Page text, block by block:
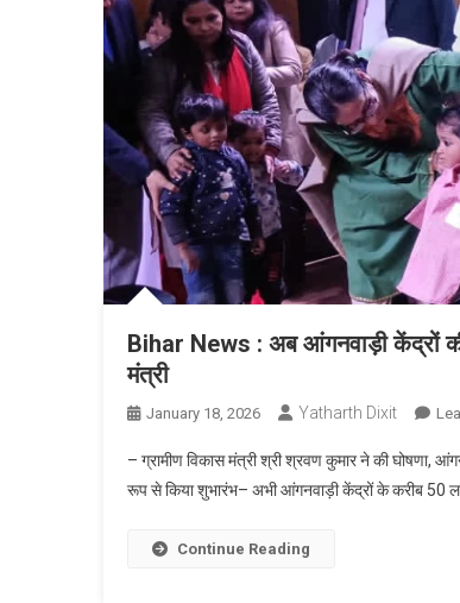
Bihar News : अब आंगनवाड़ी केंद्रों की
मंत्री
January 18, 2026 Yatharth Dixit
– ग्रामीण विकास मंत्री श्री श्रवण कुमार ने की घोषणा,
रूप से किया शुभारंभ– अभी आंगनवाड़ी केंद्रों के करीब 50
Continue Reading